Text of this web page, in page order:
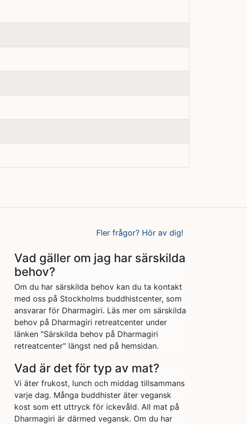
Fler frågor? Hör av dig!
Vad gäller om jag har särskilda
behov?
Om du har särskilda behov kan du ta kontakt
med oss på Stockholms buddhistcenter, som
ansvarar för Dharmagiri. Läs mer om särskilda
behov på Dharmagiri retreatcenter under
länken "Särskilda behov på Dharmagiri
retreatcenter" längst ned på hemsidan.
Vad är det för typ av mat?
Vi äter frukost, lunch och middag tillsammans
varje dag. Många buddhister äter vegansk
kost som ett uttryck för ickevåld. All mat på
Dharmagiri är därmed vegansk. Om du har